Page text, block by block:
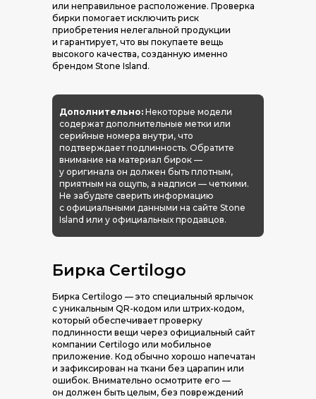
или неправильное расположение. Проверка
бирки помогает исключить риск
приобретения нелегальной продукции
и гарантирует, что вы покупаете вещь
высокого качества, созданную именно
брендом Stone Island.
Дополнительно: Некоторые модели
содержат дополнительные метки или
серийные номера внутри, что
подтверждает подлинность. Обратите
внимание на материал бирок —
у оригинала он должен быть плотным,
приятным на ощупь, а надписи — четкими.
Не забудьте сверить информацию
с официальными данными на сайте Stone
Island или у официальных продавцов.
Бирка Certilogo — это специальный ярлычок
с уникальным QR-кодом или штрих-кодом,
который обеспечивает проверку
подлинности вещи через официальный сайт
компании Certilogo или мобильное
приложение. Код обычно хорошо напечатан
и зафиксирован на ткани без царапин или
ошибок. Внимательно осмотрите его —
он должен быть целым, без повреждений
Бирка Certilogo